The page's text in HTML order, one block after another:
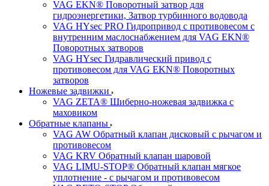
VAG EKN® Поворотный затвор для
гидроэнергетики, Затвор турбинного водовода
VAG HYsec PRO Гидропривод с противовесом с
внутренним маслоснабжением для VAG EKN®
Поворотных затворов
VAG HYsec Гидравлический привод с
противовесом для VAG EKN® Поворотных
затворов
Ножевые задвижки
VAG ZETA® Шиберно-ножевая задвижка с
маховиком
Обратные клапаны
VAG AW Обратный клапан дисковый с рычагом и
противовесом
VAG KRV Обратный клапан шаровой
VAG LIMU-STOP® Обратный клапан мягкое
уплотнение - с рычагом и противовесом